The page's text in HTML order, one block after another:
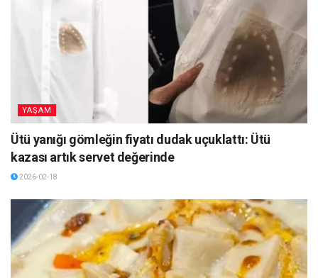
YAŞAM
Ütü yanığı gömleğin fiyatı dudak uçuklattı: Ütü
kazası artık servet değerinde
2026-02-18